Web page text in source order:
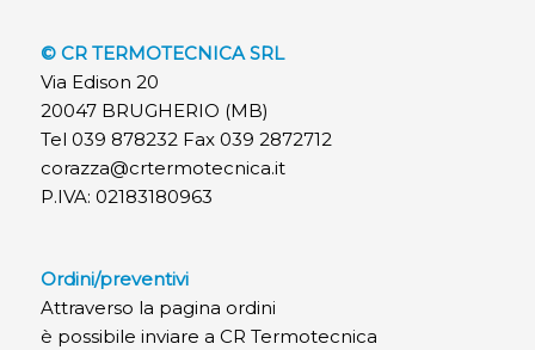
© CR TERMOTECNICA SRL
Via Edison 20
20047 BRUGHERIO (MB)
Tel 039 878232 Fax 039 2872712
corazza@crtermotecnica.it
P.IVA: 02183180963
Ordini/preventivi
Attraverso la pagina ordini
è possibile inviare a CR Termotecnica